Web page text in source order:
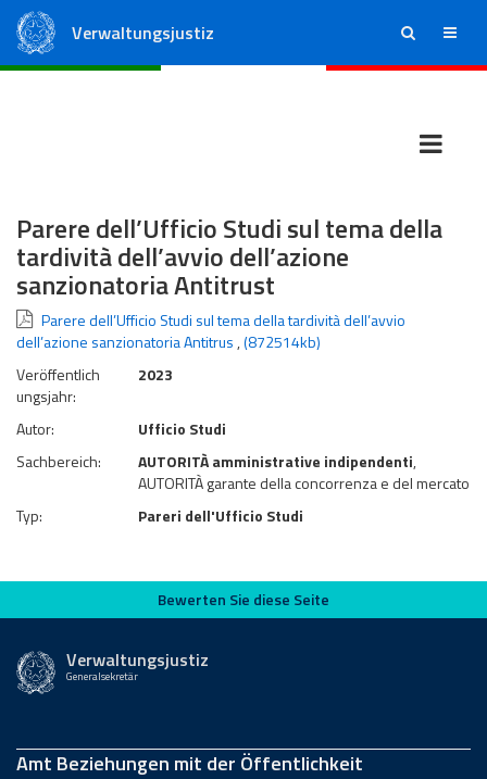
Verwaltungsjustiz ricerca menu
Parere dell’Ufficio Studi sul tema della
tardività dell’avvio dell’azione
sanzionatoria Antitrust
Parere dell’Ufficio Studi sul tema della tardività dell’avvio
dell’azione sanzionatoria Antitrus ,(872514kb)
Veröffentlich
ungsjahr:
2023
Autor:
Ufficio Studi
Sachbereich:
AUTORITÀ amministrative indipendenti,
AUTORITÀ garante della concorrenza e del mercato
Typ:
Pareri dell'Ufficio Studi
Bewerten Sie diese Seite
Bewerten Sie diese Seite
Verwaltungsjustiz
Generalsekretär
Amt Beziehungen mit der Öffentlichkeit